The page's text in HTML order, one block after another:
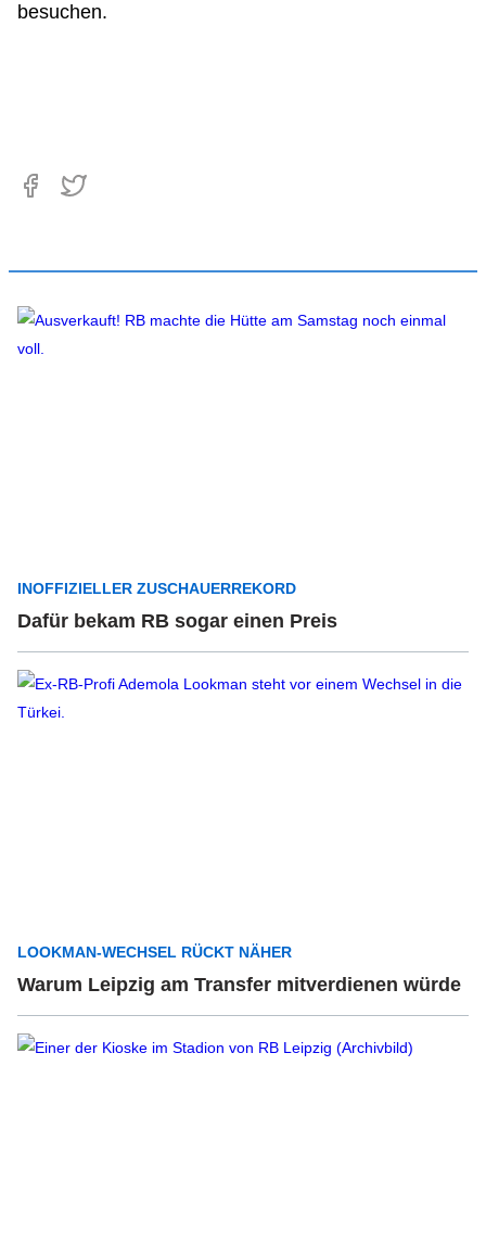
besuchen.
INOFFIZIELLER ZUSCHAUERREKORD
Dafür bekam RB sogar einen Preis
LOOKMAN-WECHSEL RÜCKT NÄHER
Warum Leipzig am Transfer mitverdienen würde